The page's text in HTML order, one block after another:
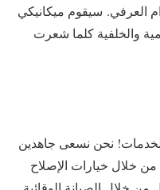
العرفي. سيقوم ميكانيكي
والخلفية كلما شعرت
نحن نسعى جاهدين
خلال خيارات الإصلاح